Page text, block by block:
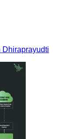
Dhiraprayudti